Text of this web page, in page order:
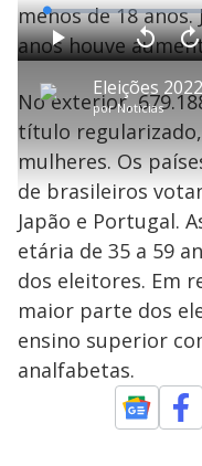
menos de 18 anos.
anos houve
porNotícias
P V
t
a
r
1
0
s
e
u
n
d
s
A
a
n
ç
a
1
0
s
e
u
n
o
s
M
u
o
L
o
a
d
e
:
1
.
5
4
%
No exterior,
título regularizado,
mulheres. Os
de brasileiros
Japão e Portugal.
etária de 35 a 59
dos eleitores. Em
maior parte dos
ensino superior
analfabetas.